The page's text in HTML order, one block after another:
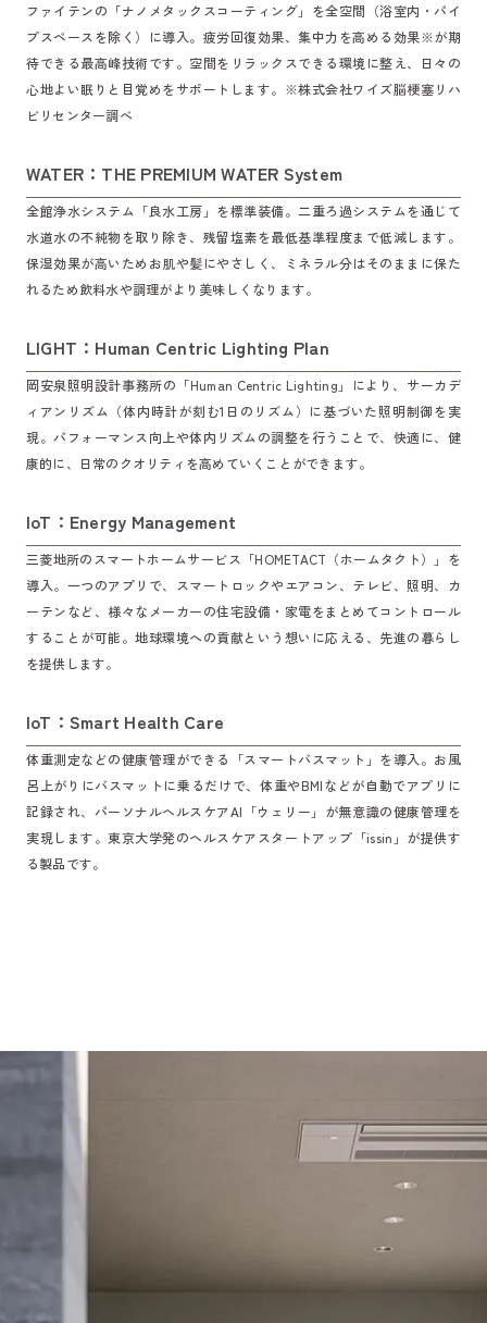
ファイテンの「ナノメタックスコーティング」を全空間（浴室内・パイ
プスペースを除く）に導入。疲労回復効果、集中力を高める効果※が期
待できる最高峰技術です。空間をリラックスできる環境に整え、日々の
心地よい眠りと目覚めをサポートします。 ※株式会社ワイズ脳梗塞リハ
ビリセンター調べ
WATER：THE PREMIUM WATER System
全館浄水システム「良水工房」を標準装備。二重ろ過システムを通じて
水道水の不純物を取り除き、残留塩素を最低基準程度まで低減します。
保湿効果が高いためお肌や髪にやさしく、ミネラル分はそのままに保た
れるため飲料水や調理がより美味しくなります。
LIGHT：Human Centric Lighting Plan
岡安泉照明設計事務所の「Human Centric Lighting」により、サーカデ
ィアンリズム（体内時計が刻む1日のリズム）に基づいた照明制御を実
現。パフォーマンス向上や体内リズムの調整を行うことで、快適に、健
康的に、日常のクオリティを高めていくことができます。
IoT：Energy Management
三菱地所のスマートホームサービス「HOMETACT（ホームタクト）」を
導入。一つのアプリで、スマートロックやエアコン、テレビ、照明、カ
ーテンなど、様々なメーカーの住宅設備・家電をまとめてコントロール
することが可能。地球環境への貢献という想いに応える、先進の暮らし
を提供します。
IoT：Smart Health Care
体重測定などの健康管理ができる「スマートバスマット」を導入。お風
呂上がりにバスマットに乗るだけで、体重やBMIなどが自動でアプリに
記録され、パーソナルヘルスケアAI「ウェリー」が無意識の健康管理を
実現します。東京大学発のヘルスケアスタートアップ「issin」が提供す
る製品です。